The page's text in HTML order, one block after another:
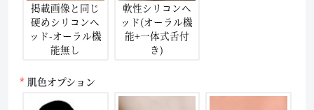
掲載画像と同じ
硬めシリコンヘ
ッド-オーラル機
能無し
軟性シリコンヘ
ッド(オーラル機
能+一体式舌付
き)
肌色オプション